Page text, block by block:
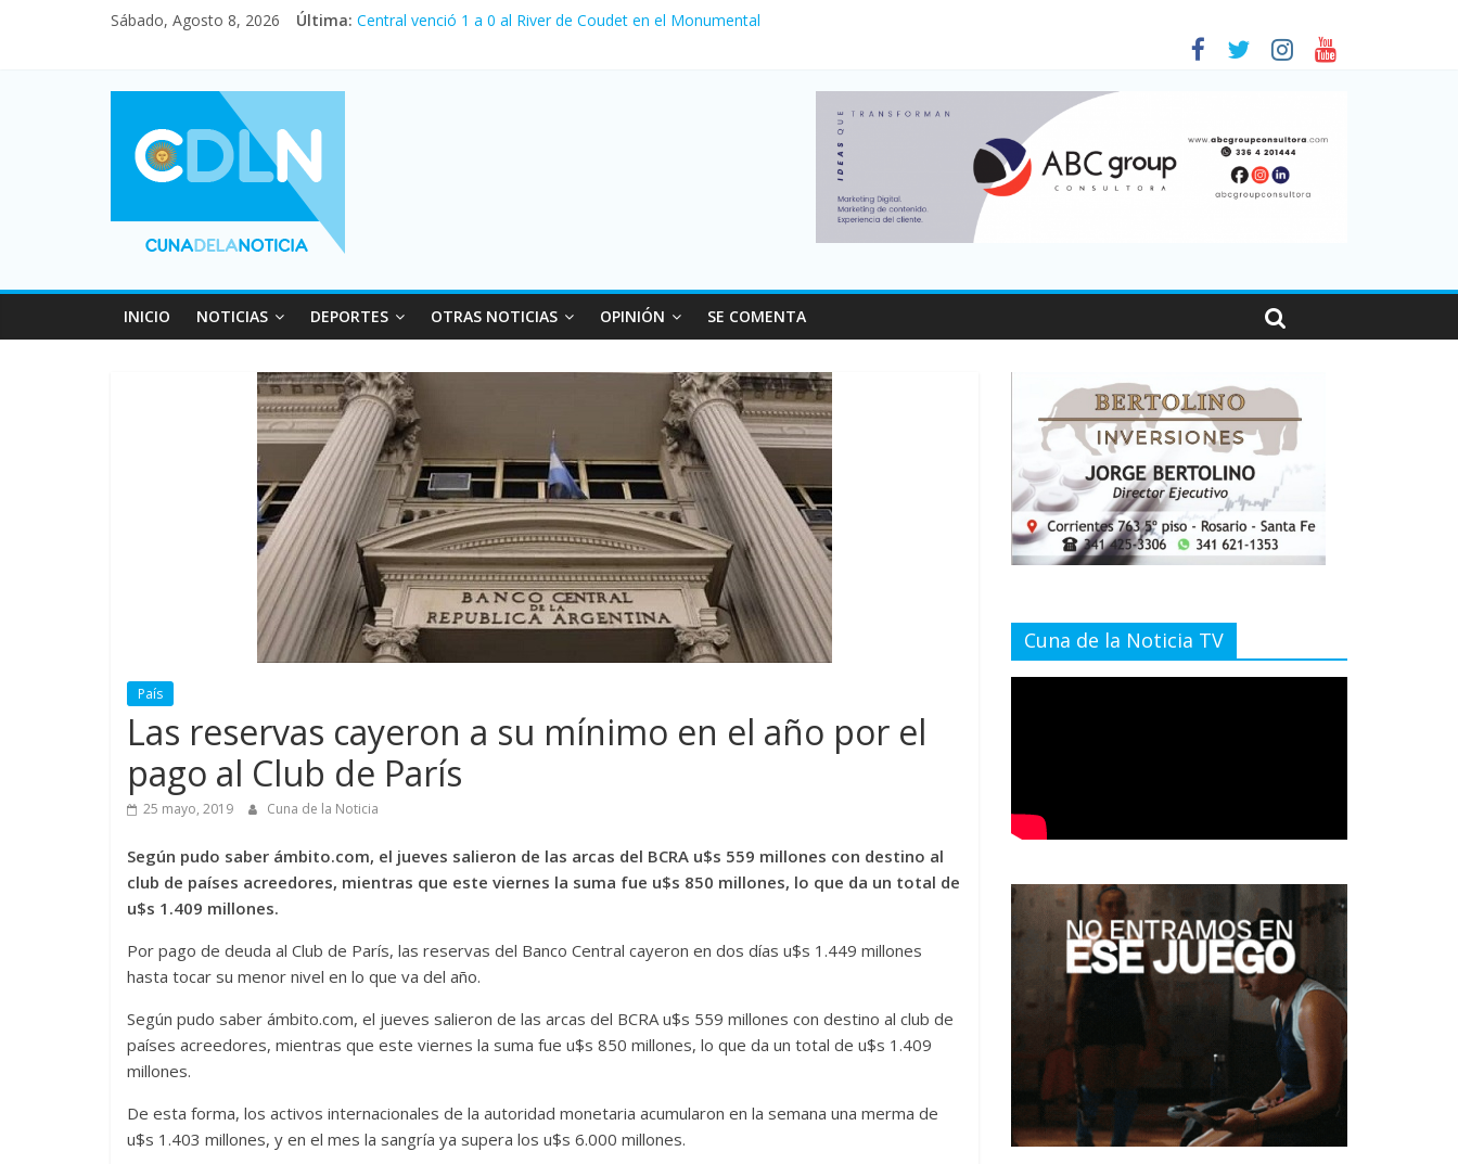
Sábado, Agosto 8, 2026 Última: Central venció 1 a 0 al River de Coudet en el Monumental
Vacaciones de invierno con más movimiento y consumo turístico: 4,6 millones de personas viajaron por el país, un 5,9% más que en 2025
Fuerte caída de la venta de autos usados en julio: bajó un 12,6% interanual
INICIO NOTICIAS DEPORTES OTRAS NOTICIAS OPINIÓN SE COMENTA
País
Las reservas cayeron a su mínimo en el año por el
pago al Club de París
25 mayo, 2019 Cuna de la Noticia
Según pudo saber ámbito.com, el jueves salieron de las arcas del BCRA u$s 559 millones con destino al
club de países acreedores, mientras que este viernes la suma fue u$s 850 millones, lo que da un total de
u$s 1.409 millones.
Por pago de deuda al Club de París, las reservas del Banco Central cayeron en dos días u$s 1.449 millones
hasta tocar su menor nivel en lo que va del año.
Según pudo saber ámbito.com, el jueves salieron de las arcas del BCRA u$s 559 millones con destino al club de
países acreedores, mientras que este viernes la suma fue u$s 850 millones, lo que da un total de u$s 1.409
millones.
De esta forma, los activos internacionales de la autoridad monetaria acumularon en la semana una merma de
u$s 1.403 millones, y en el mes la sangría ya supera los u$s 6.000 millones.
Cuna de la Noticia TV